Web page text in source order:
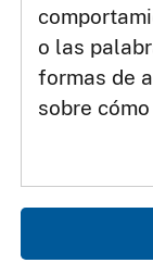
o las
formas de
sobre